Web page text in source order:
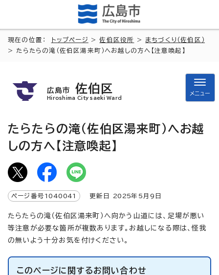
現在の位置： トップページ >佐伯区役所 > まちづくり（佐伯区）
> たらたらの滝（佐伯区湯来町）へお越しの方へ【注意喚起】
広島市 佐伯区
Hiroshima City saeki Ward
メニュー
たらたらの滝（佐伯区湯来町）へお越
しの方へ【注意喚起】
ページ番号 1040041 更新日 2025年5月9日
たらたらの滝（佐伯区湯来町）へ向かう山道には、足場が悪い
等注意が必要な箇所が複数あります。お越しになる際は、怪我
の無いよう十分お気を付けください。
このページに関するお問い合わせ